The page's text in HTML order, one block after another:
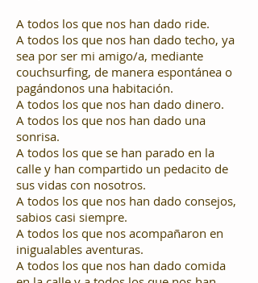
A todos los que nos han dado ride.
A todos los que nos han dado techo, ya
sea por ser mi amigo/a, mediante
couchsurfing, de manera espontánea o
pagándonos una habitación.
A todos los que nos han dado dinero.
A todos los que nos han dado una
sonrisa.
A todos los que se han parado en la
calle y han compartido un pedacito de
sus vidas con nosotros.
A todos los que nos han dado consejos,
sabios casi siempre.
A todos los que nos acompañaron en
inigualables aventuras.
A todos los que nos han dado comida